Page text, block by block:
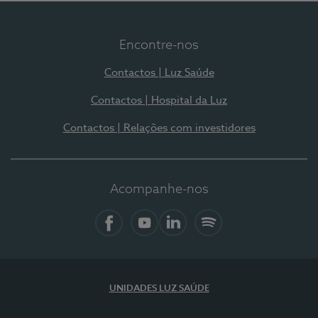
Encontre-nos
Contactos | Luz Saúde
Contactos | Hospital da Luz
Contactos | Relações com investidores
Acompanhe-nos
UNIDADES LUZ SAÚDE